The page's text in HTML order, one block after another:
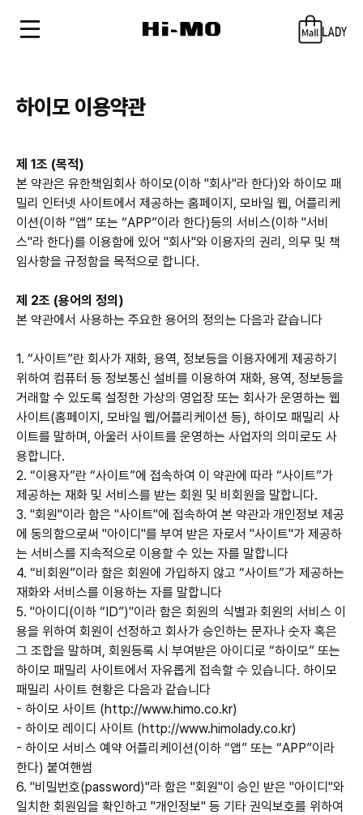
하이모 이용약관
제 1조 (목적)
본 약관은 유한책임회사 하이모(이하 "회사"라 한다)와 하이모 패
밀리 인터넷 사이트에서 제공하는 홈페이지, 모바일 웹, 어플리케
이션(이하 “앱” 또는 “APP”이라 한다)등의 서비스(이하 "서비
스"라 한다)를 이용함에 있어 "회사"와 이용자의 권리, 의무 및 책
임사항을 규정함을 목적으로 합니다.
제 2조 (용어의 정의)
본 약관에서 사용하는 주요한 용어의 정의는 다음과 같습니다
1. “사이트”란 회사가 재화, 용역, 정보등을 이용자에게 제공하기
위하여 컴퓨터 등 정보통신 설비를 이용하여 재화, 용역, 정보등을
거래할 수 있도록 설정한 가상의 영업장 또는 회사가 운영하는 웹
사이트(홈페이지, 모바일 웹/어플리케이션 등), 하이모 패밀리 사
이트를 말하며, 아울러 사이트를 운영하는 사업자의 의미로도 사
용합니다.
2. “이용자”란 “사이트”에 접속하여 이 약관에 따라 “사이트”가
제공하는 재화 및 서비스를 받는 회원 및 비회원을 말합니다.
3. "회원"이라 함은 "사이트"에 접속하여 본 약관과 개인정보 제공
에 동의함으로써 "아이디"를 부여 받은 자로서 "사이트"가 제공하
는 서비스를 지속적으로 이용할 수 있는 자를 말합니다
4. “비회원”이라 함은 회원에 가입하지 않고 “사이트”가 제공하는
재화와 서비스를 이용하는 자를 말합니다
5. "아이디(이하 “ID”)"이라 함은 회원의 식별과 회원의 서비스 이
용을 위하여 회원이 선정하고 회사가 승인하는 문자나 숫자 혹은
그 조합을 말하며, 회원등록 시 부여받은 아이디로 “하이모” 또는
하이모 패밀리 사이트에서 자유롭게 접속할 수 있습니다. 하이모
패밀리 사이트 현황은 다음과 같습니다
- 하이모 사이트 (http://www.himo.co.kr)
- 하이모 레이디 사이트 (http://www.himolady.co.kr)
- 하이모 서비스 예약 어플리케이션(이하 “앱” 또는 “APP”이라
한다) 붙여핸썸
6. "비밀번호(password)"라 함은 "회원"이 승인 받은 "아이디"와
일치한 회원임을 확인하고 "개인정보" 등 기타 권익보호를 위하여